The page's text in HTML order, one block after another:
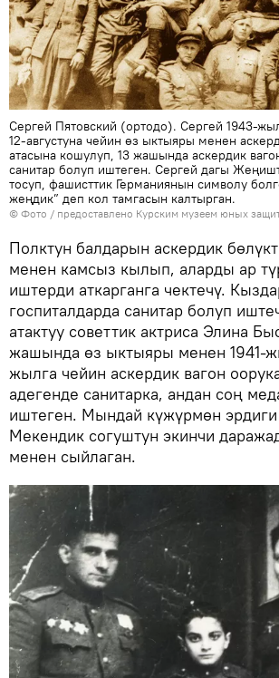
Сергей Пятовский (ортодо). Сергей 1943-
12-августуна чейин өз ыктыяры менен
атасына кошулуп, 13 жашында аскердик
санитар болуп иштеген. Сергей дагы
тосуп, фашисттик Германиянын символу
жеңдик” деп кол тамгасын калтырган.
© Фото / предоставлено Курским музеем юных
Полктун балдарын аскердик
менен камсыз кылып, аларды ар
иштерди аткарганга чектечү.
госпиталдарда санитар болуп
атактуу советтик актриса Элина
жашында өз ыктыяры менен 1941-
жылга чейин аскердик вагон
адегенде санитарка, андан соң
иштеген. Мындай күжүрмөн эрдиги
Мекендик согуштун экинчи
менен сыйлаган.